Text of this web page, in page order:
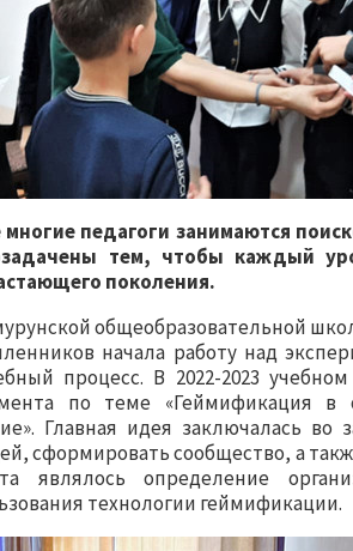
педагоги занимаются
тем, чтобы каждый
поколения.
общеобразовательной
начала работу над
процесс. В 2022-2023
по теме «Геймификация в
Главная идея заключалась
сформировать сообщество, а
являлось определение
технологии геймификации.